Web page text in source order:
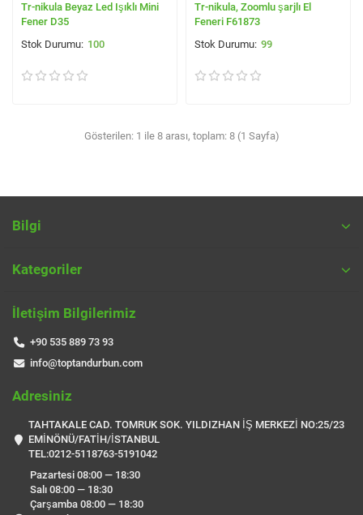
Tr-nikula Beyaz Led Işıklı Mini
Fener D35
100
Tr-nikula, Zoomlu şarjlı El
Feneri F61873
99
Gösterilen: 1 ile 8 arası, toplam: 8 (1 Sayfa)
Bilgi
Kategoriler
İletişim Bilgilerimiz
+90 535 889 73 93
info@toptandurbun.com
Adresiniz
TAHTAKALE CAD. TOMRUK SOK. YILDIZHAN İŞ MERKEZİ NO:25/23
EMİNÖNÜ/FATİH/İSTANBUL
TEL:0212-5118763-5191042
Pazartesi 08:00 — 18:30
Salı 08:00 — 18:30
Çarşamba 08:00 — 18:30